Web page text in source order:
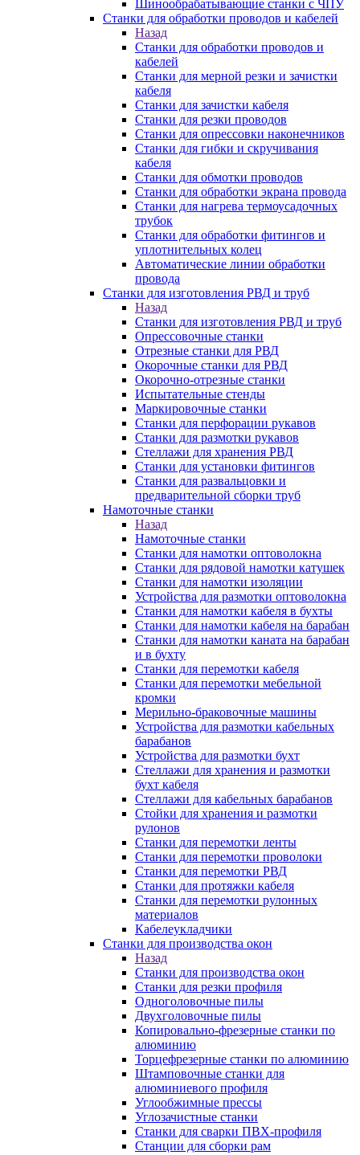
Шинообрабатывающие станки с ЧПУ
Станки для обработки проводов и кабелей
Назад
Станки для обработки проводов и
кабелей
Станки для мерной резки и зачистки
кабеля
Станки для зачистки кабеля
Станки для резки проводов
Станки для опрессовки наконечников
Станки для гибки и скручивания
кабеля
Станки для обмотки проводов
Станки для обработки экрана провода
Станки для нагрева термоусадочных
трубок
Станки для обработки фитингов и
уплотнительных колец
Автоматические линии обработки
провода
Станки для изготовления РВД и труб
Назад
Станки для изготовления РВД и труб
Опрессовочные станки
Отрезные станки для РВД
Окорочные станки для РВД
Окорочно-отрезные станки
Испытательные стенды
Маркировочные станки
Станки для перфорации рукавов
Станки для размотки рукавов
Стеллажи для хранения РВД
Станки для установки фитингов
Станки для развальцовки и
предварительной сборки труб
Намоточные станки
Назад
Намоточные станки
Станки для намотки оптоволокна
Станки для рядовой намотки катушек
Станки для намотки изоляции
Устройства для размотки оптоволокна
Станки для намотки кабеля в бухты
Станки для намотки кабеля на барабан
Станки для намотки каната на барабан
и в бухту
Станки для перемотки кабеля
Станки для перемотки мебельной
кромки
Мерильно-браковочные машины
Устройства для размотки кабельных
барабанов
Устройства для размотки бухт
Стеллажи для хранения и размотки
бухт кабеля
Стеллажи для кабельных барабанов
Стойки для хранения и размотки
рулонов
Станки для перемотки ленты
Станки для перемотки проволоки
Станки для перемотки РВД
Станки для протяжки кабеля
Станки для перемотки рулонных
материалов
Кабелеукладчики
Станки для производства окон
Назад
Станки для производства окон
Станки для резки профиля
Одноголовочные пилы
Двухголовочные пилы
Копировально-фрезерные станки по
алюминию
Торцефрезерные станки по алюминию
Штамповочные станки для
алюминиевого профиля
Углообжимные прессы
Углозачистные станки
Станки для сварки ПВХ-профиля
Станции для сборки рам